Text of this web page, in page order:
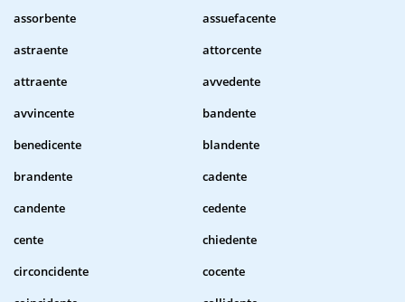
assorbente
assuefacente
astraente
attorcente
attraente
avvedente
avvincente
bandente
benedicente
blandente
brandente
cadente
candente
cedente
cente
chiedente
circoncidente
cocente